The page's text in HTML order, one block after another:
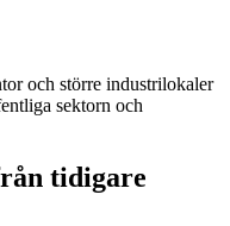
och större industrilokaler
sektorn och
tidigare